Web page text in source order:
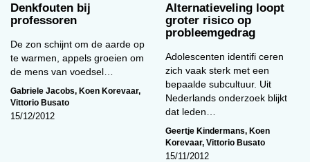
Denkfouten bij
professoren
De zon schijnt om de aarde op
te warmen, appels groeien om
de mens van voedsel…
Gabriele Jacobs, Koen Korevaar,
Vittorio Busato
15/12/2012
Alternatieveling loopt
groter risico op
probleemgedrag
Adolescenten identifi ceren
zich vaak sterk met een
bepaalde subcultuur. Uit
Nederlands onderzoek blijkt
dat leden…
Geertje Kindermans, Koen
Korevaar, Vittorio Busato
15/11/2012